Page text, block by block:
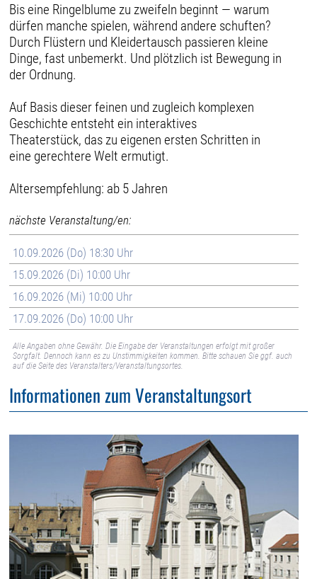
Bis eine Ringelblume zu zweifeln beginnt — warum
dürfen manche spielen, während andere schuften?
Durch Flüstern und Kleidertausch passieren kleine
Dinge, fast unbemerkt. Und plötzlich ist Bewegung in
der Ordnung.
Auf Basis dieser feinen und zugleich komplexen
Geschichte entsteht ein interaktives
Theaterstück, das zu eigenen ersten Schritten in
eine gerechtere Welt ermutigt.
Altersempfehlung: ab 5 Jahren
nächste Veranstaltung/en:
10.09.2026 (Do) 18:30 Uhr
15.09.2026 (Di) 10:00 Uhr
16.09.2026 (Mi) 10:00 Uhr
17.09.2026 (Do) 10:00 Uhr
Alle Angaben ohne Gewähr. Die Eingabe der Veranstaltungen erfolgt mit großer
Sorgfalt. Dennoch kann es zu Unstimmigkeiten kommen. Bitte schauen Sie ggf. auch
auf die Seite des Veranstalters/Veranstaltungsortes.
Informationen zum Veranstaltungsort